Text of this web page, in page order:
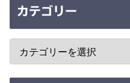
カテゴリー